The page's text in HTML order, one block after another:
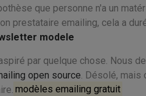
que personne n'a un
prestataire emailing, cela a
modele
par quelque chose. Nous
open source . Désolé, mais
modèles emailing gratuit